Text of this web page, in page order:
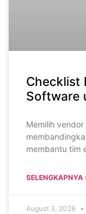
Checklist
Software
Memilih
membantu tim
SELENGKAPNYA
August 3, 2026